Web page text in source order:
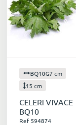
BQ10G7 cm
15 cm
CELERI VIVACE
BQ10
Ref 594874